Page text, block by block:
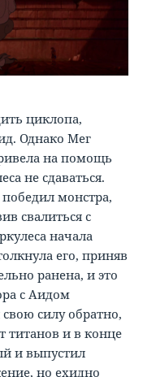
циклопа,
Однако Мег
на помощь
не сдаваться.
монстра,
свалиться с
начала
его, приняв
ранена, и это
с Аидом
силу обратно,
титанов и в конце
и выпустил
но ехидно